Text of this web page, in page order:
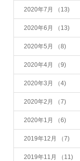
2020年7月 （13)
2020年6月 （13)
2020年5月 （8)
2020年4月 （9)
2020年3月 （4)
2020年2月 （7)
2020年1月 （6)
2019年12月 （7)
2019年11月 （11)